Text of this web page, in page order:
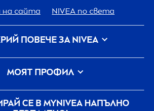
на сайта
NIVEA по света
ПОВЕЧЕ ЗА NIVEA
Грижа наNIVEAза планетата
Свържи се с нас
МОЯТ ПРОФИЛ
Вход myNIVEA
СЕ В MYNIVEA НАПЪЛНО